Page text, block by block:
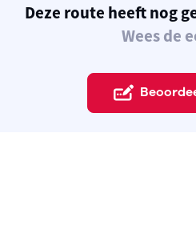
Deze route heeft nog
Wees de